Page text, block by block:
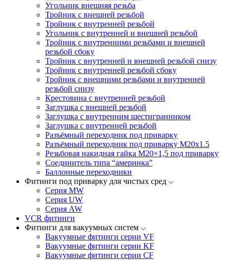
Угольник внешняя резьба
Тройник с внешней резьбой
Тройник с внутренней резьбой
Угольник с внутренней и внешней резьбой
Тройник с внутренними резьбами и внешней
резьбой сбоку
Тройник с внутренней и внешней резьбой снизу
Тройник с внутренней резьбой сбоку
Тройник с внешними резьбами и внутренней
резьбой снизу
Крестовина с внутренней резьбой
Заглушка с внешней резьбой
Заглушка с внутренним шестигранником
Заглушка с внутренней резьбой
Разъёмный переходник под приварку
Разъёмный переходник под приварку М20х1.5
Резьбовая накидная гайка M20×1,5 под приварку
Соединитель типа “америнка”
Баллонные переходники
Фитинги под приварку для чистых сред
Серия MW
Серия UW
Серия AW
VCR фитинги
Фитинги для вакуумных систем
Вакуумные фитинги серии VF
Вакуумные фитинги серии KF
Вакуумные фитинги серии CF